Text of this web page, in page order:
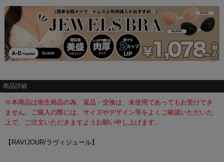
商品詳細
※本商品は衛生商品の為、返品・交換は、未使用であってもお受けでき
ません。ご購入の際には、サイズやデザイン等をよくご確認いただいた
上で、ご注文いただきますようお願い申し上げます。
【RAVIJOUR/ラヴィジュール】